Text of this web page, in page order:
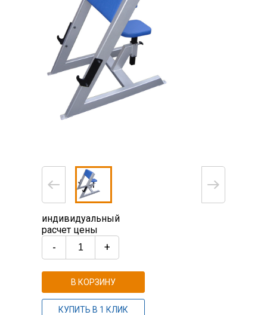
индивидуальный
расчет цены
- +
В КОРЗИНУ
КУПИТЬ В 1 КЛИК